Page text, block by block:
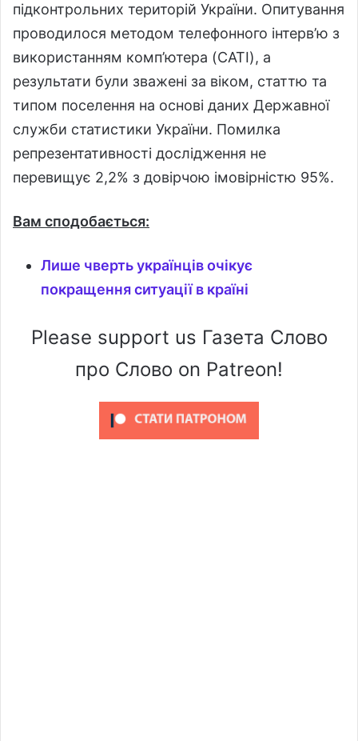
підконтрольних територій України. Опитування
проводилося методом телефонного інтерв’ю з
використанням комп’ютера (CATI), а
результати були зважені за віком, статтю та
типом поселення на основі даних Державної
служби статистики України. Помилка
репрезентативності дослідження не
перевищує 2,2% з довірчою імовірністю 95%.
Вам сподобається:
Лише чверть українців очікує
покращення ситуації в країні
Please support us Газета Слово
про Слово on Patreon!